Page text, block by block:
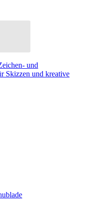
und
Skizzen und kreative